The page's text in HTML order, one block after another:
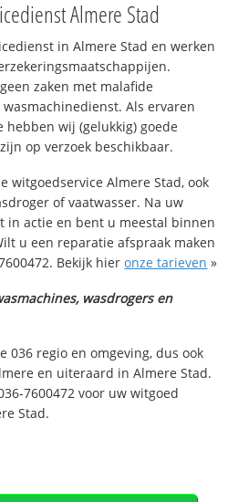
Almere Stad
in Almere Stad en werken
zaken met malafide
Als ervaren
wij (gelukkig) goede
op verzoek beschikbaar.
witgoedservice Almere Stad, ook
of vaatwasser. Na uw
in actie en bent u meestal binnen
u een reparatie afspraak maken
Bekijk hieronze tarieven »
wasdrogers en
036 regio en omgeving, dus ook
en uiteraard in Almere Stad.
7600472 voor uw witgoed
Stad.